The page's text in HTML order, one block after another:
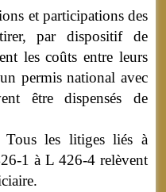
et participations des
par dispositif de
les coûts entre leurs
permis national avec
être dispensés de
les litiges liés à
1 à L 426-4 relèvent